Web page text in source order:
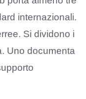
internazionali.
Si dividono i
Uno documenta